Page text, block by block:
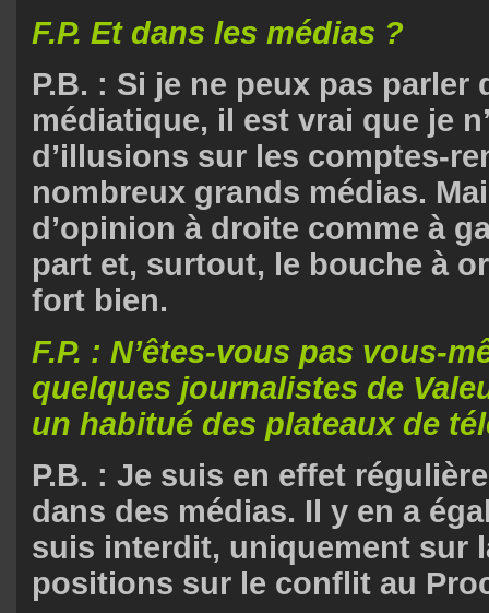
F.P. Et dans les médias ?
P.B. : Si je ne peux pas parler
médiatique, il est vrai que je
d’illusions sur les comptes-
nombreux grands médias.
d’opinion à droite comme à
part et, surtout, le bouche à
fort bien.
F.P. : N’êtes-vous pas vous-
quelques journalistes de
un habitué des plateaux de
P.B. : Je suis en effet
dans des médias. Il y en a
suis interdit, uniquement sur
positions sur le conflit au